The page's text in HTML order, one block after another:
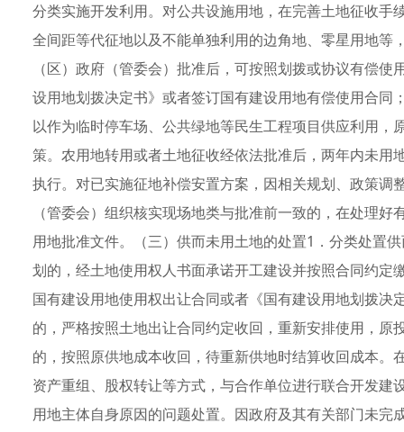
分类实施开发利用。对公共设施用地，在完善土地征收
全间距等代征地以及不能单独利用的边角地、零星用地
（区）政府（管委会）批准后，可按照划拨或协议有偿
设用地划拨决定书》或者签订国有建设用地有偿使用合
以作为临时停车场、公共绿地等民生工程项目供应利用
策。农用地转用或者土地征收经依法批准后，两年内未
执行。对已实施征地补偿安置方案，因相关规划、政策
（管委会）组织核实现场地类与批准前一致的，在处理
用地批准文件。（三）供而未用土地的处置1．分类处置
划的，经土地使用权人书面承诺开工建设并按照合同约
国有建设用地使用权出让合同或者《国有建设用地划拨
的，严格按照土地出让合同约定收回，重新安排使用，
的，按照原供地成本收回，待重新供地时结算收回成本
资产重组、股权转让等方式，与合作单位进行联合开发
用地主体自身原因的问题处置。因政府及其有关部门未完